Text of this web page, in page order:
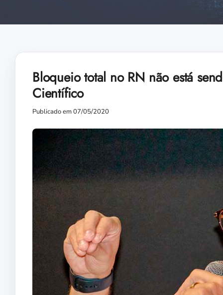
Bloqueio total no RN não está
Científico
Publicado em 07/05/2020